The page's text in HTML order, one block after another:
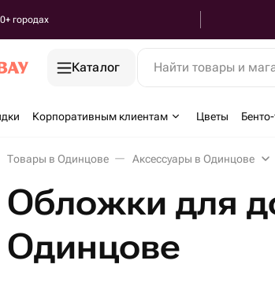
городах
Каталог Найти товары и
Корпоративным клиентам Цветы
Товары в Одинцове Аксессуары в Одинцове
Обложки для
Одинцове